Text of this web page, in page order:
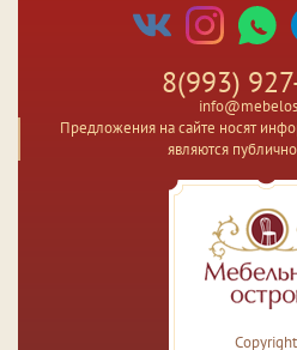
8(993)
Предложения на сайте носят
являются